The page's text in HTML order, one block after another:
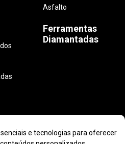
Asfalto
Ferramentas
Diamantadas
e tecnologias para oferecer